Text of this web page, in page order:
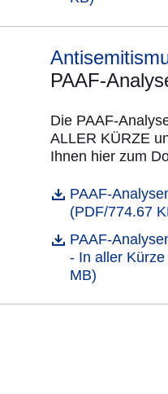
PAAF-
Die PAAF-
ALLER KÜRZE
Ihnen hier zum
DateiPAAF-
(PDF/774.67
Öffnet sich in
DateiPAAF-
- In aller
MB)
Öffnet sich in